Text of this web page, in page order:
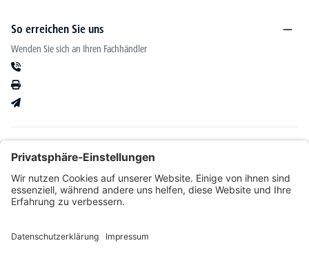
So erreichen Sie uns
Wenden Sie sich an Ihren Fachhändler
Kataloge & mehr
Betriebseinrichtung. Wir behalten uns nach Bonitätsprüfung sowie bei Neukunden die
Wahl der Zahlungsabwicklung vor. Natürlich setzen wir uns mit Ihnen in Verbindung,